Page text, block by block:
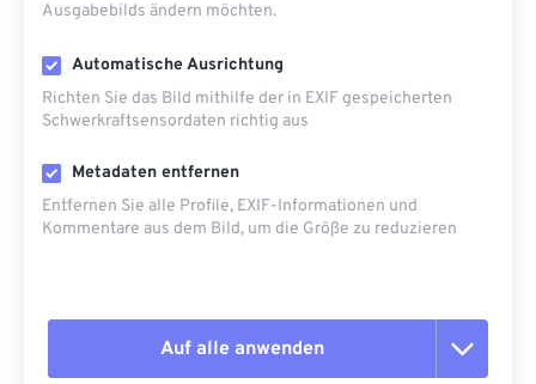
Ausgabebilds ändern möchten.
Automatische Ausrichtung
Richten Sie das Bild mithilfe der in EXIF ​​gespeicherten
Schwerkraftsensordaten richtig aus
Metadaten entfernen
Entfernen Sie alle Profile, EXIF-Informationen und
Kommentare aus dem Bild, um die Größe zu reduzieren
Auf alle anwenden